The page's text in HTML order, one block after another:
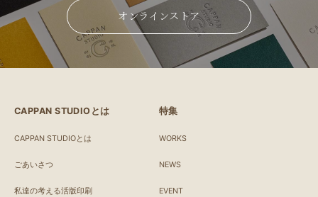
オンラインストア
CAPPAN STUDIOとは
CAPPAN STUDIOとは
ごあいさつ
私達の考える活版印刷
特集
WORKS
NEWS
EVENT